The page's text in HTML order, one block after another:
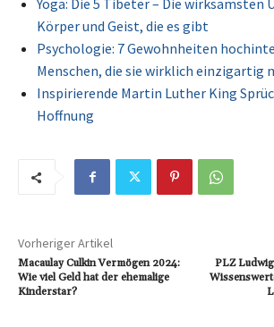
Yoga: Die 5 Tibeter – Die wirksamsten
Körper und Geist, die es gibt
Psychologie: 7 Gewohnheiten
Menschen, die sie wirklich einzigartig
Inspirierende Martin Luther King
Hoffnung
Vorheriger Artikel
Macaulay Culkin Vermögen 2024:
Wie viel Geld hat der ehemalige
Kinderstar?
PLZ